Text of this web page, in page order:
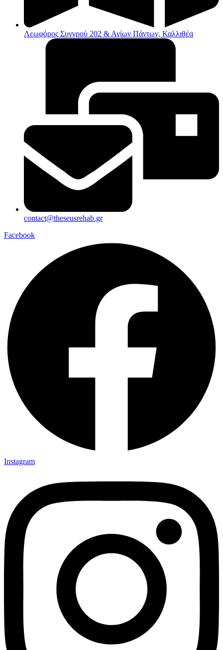
Λεωφόρος Συγγρού 202 & Αγίων Πάντων, Καλλιθέα
contact@theseusrehab.gr
Facebook
Instagram